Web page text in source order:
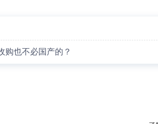
购也不必国产的？